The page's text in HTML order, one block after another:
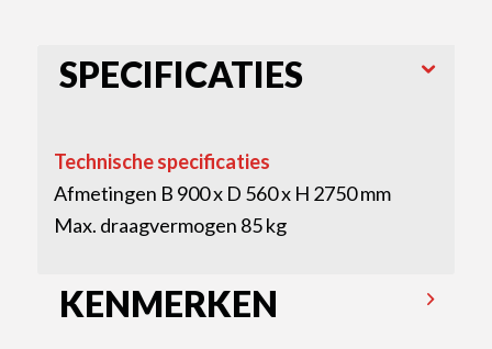
SPECIFICATIES
Technische specificaties
Afmetingen B 900 x D 560 x H 2750 mm
Max. draagvermogen 85 kg
KENMERKEN